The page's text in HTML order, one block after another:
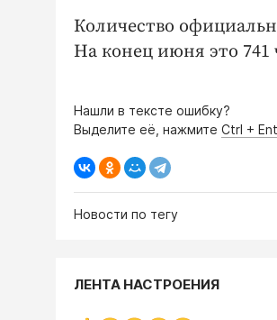
Количество
На конец июня это 741
Нашли в тексте ошибку?
Выделите её, нажмите Ctrl +
Новости по тегу
ЛЕНТА НАСТРОЕНИЯ